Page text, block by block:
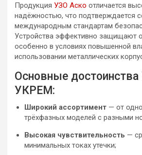
Продукция УЗО Аско отличается
надёжностью, что подтверждается
международным стандартам
Устройства эффективно защищают
особенно в условиях повышенной
использовании металлических
Основные
УКРЕМ:
Широкий ассортимент — от
трёхфазных моделей с разными
Высокая чувствительность —
минимальных токах утечки;